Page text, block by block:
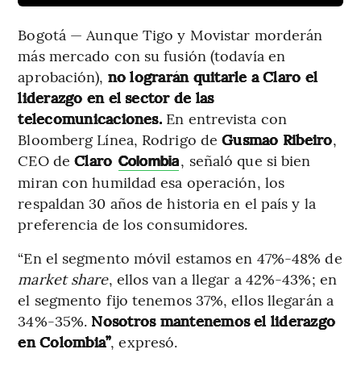
Bogotá — Aunque Tigo y Movistar morderán
más mercado con su fusión (todavía en
aprobación), no lograrán quitarle a Claro el
liderazgo en el sector de las
telecomunicaciones. En entrevista con
Bloomberg Línea, Rodrigo deGusmao Ribeiro,
CEO deClaro Colombia, señaló que si bien
miran con humildad esa operación, los
respaldan 30 años de historia en el país y la
preferencia de los consumidores.
“En el segmento móvil estamos en 47%-48% de
market share, ellos van a llegar a 42%-43%; en
el segmento fijo tenemos 37%, ellos llegarán a
34%-35%. Nosotros mantenemos el liderazgo
en Colombia”, expresó.